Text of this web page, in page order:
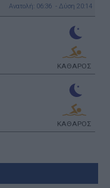
Ανατολή: 06:36 - Δύση 20:14
ΚΑΘΑΡΟΣ
ΚΑΘΑΡΟΣ